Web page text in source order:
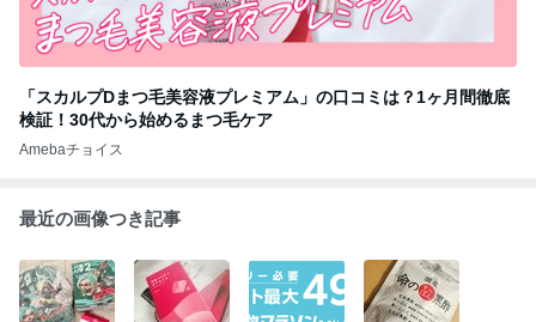
「スカルプDまつ毛美容液プレミアム」の口コミは？1ヶ月間徹底
検証！30代から始めるまつ毛ケア
Amebaチョイス
最近の画像つき記事